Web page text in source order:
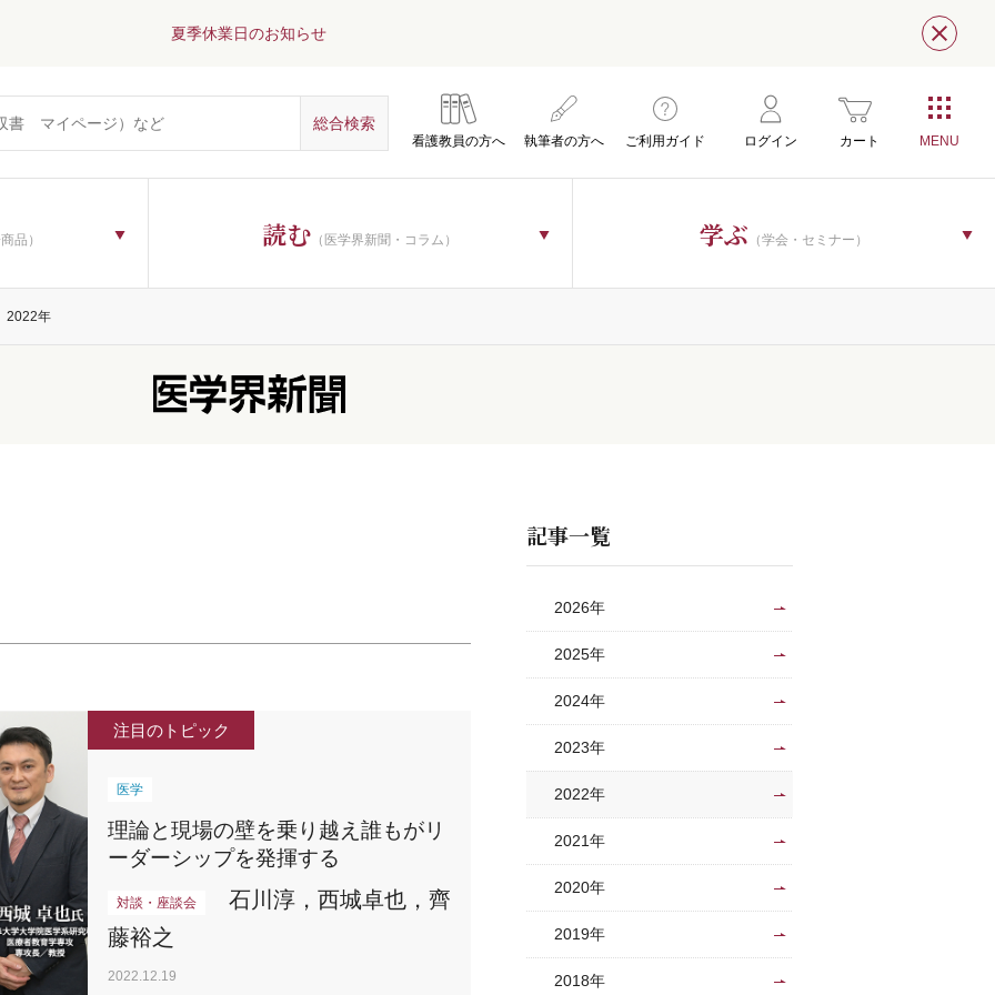
夏季休業日のお知らせ 閉じ
看護教員の方へ 執筆者の方へ ご利用ガイド ログイン カート
品） 読む （医学界新聞・コラム） 学ぶ （学会・セミナー）
2022年
注目のトピック
医学
理論と現場の壁を乗り越え誰もがリ
ーダーシップを発揮する
対談・座談会
石川淳，西城卓也，齊
藤裕之
2022.12.19
記事一覧
2026年
2025年
2024年
2023年
2022年
2021年
2020年
2019年
2018年